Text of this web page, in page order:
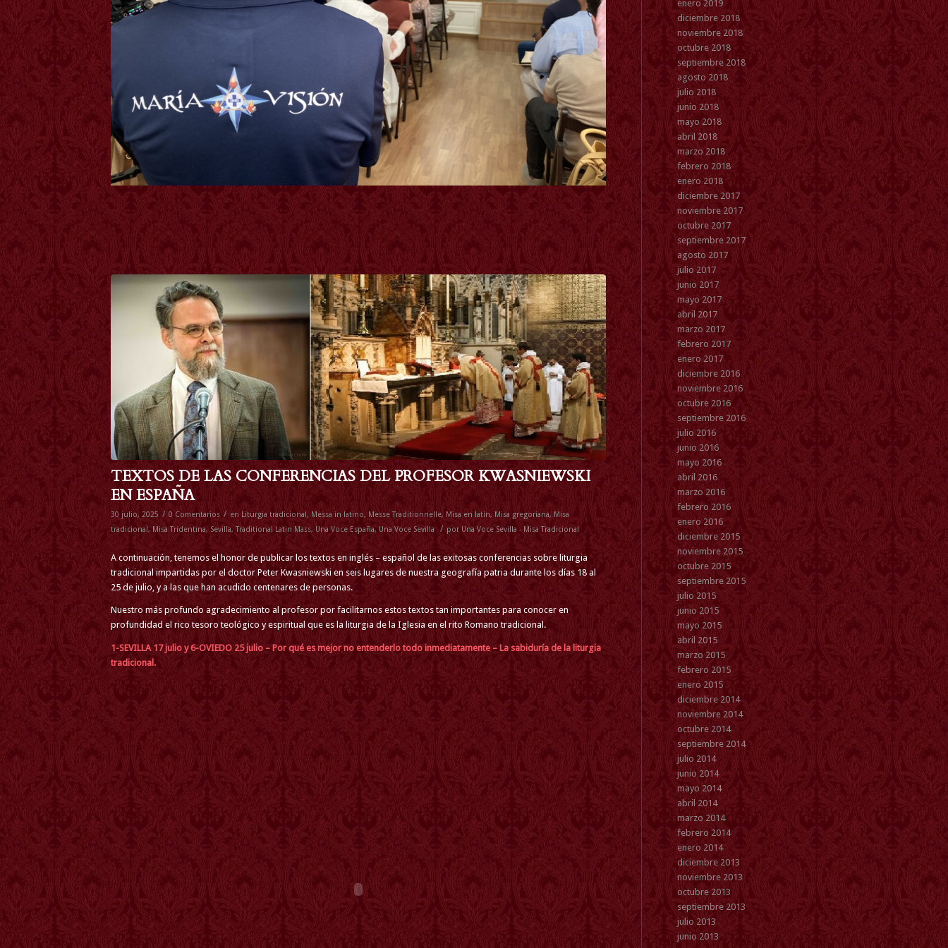
TEXTOS DE LAS CONFERENCIAS DEL PROFESOR KWASNIEWSKI
EN ESPAÑA
30 julio, 2025 / 0 Comentarios / en Liturgia tradicional , Messa in latino, Messe Traditionnelle, Misa en latín, Misa gregoriana, Misa
tradicional , Misa Tridentina, Sevilla,Traditional Latin Mass, Una Voce España, Una Voce Sevilla / por Una Voce Sevilla - Misa Tradicional
A continuación, tenemos el honor de publicar los textos en inglés – español de las exitosas conferencias sobre liturgia
tradicional impartidas por el doctor Peter Kwasniewski en seis lugares de nuestra geografía patria durante los días 18 al
25 de julio, y a las que han acudido centenares de personas.
Nuestro más profundo agradecimiento al profesor por facilitarnos estos textos tan importantes para conocer en
profundidad el rico tesoro teológico y espiritual que es la liturgia de la Iglesia en el rito Romano tradicional.
1-SEVILLA 17 julio y 6-OVIEDO 25 julio – Por qué es mejor no entenderlo todo inmediatamente – La sabiduría de la liturgia
tradicional.
enero 2019
diciembre 2018
noviembre 2018
octubre 2018
septiembre 2018
agosto 2018
julio 2018
junio 2018
mayo 2018
abril 2018
marzo 2018
febrero 2018
enero 2018
diciembre 2017
noviembre 2017
octubre 2017
septiembre 2017
agosto 2017
julio 2017
junio 2017
mayo 2017
abril 2017
marzo 2017
febrero 2017
enero 2017
diciembre 2016
noviembre 2016
octubre 2016
septiembre 2016
julio 2016
junio 2016
mayo 2016
abril 2016
marzo 2016
febrero 2016
enero 2016
diciembre 2015
noviembre 2015
octubre 2015
septiembre 2015
julio 2015
junio 2015
mayo 2015
abril 2015
marzo 2015
febrero 2015
enero 2015
diciembre 2014
noviembre 2014
octubre 2014
septiembre 2014
julio 2014
junio 2014
mayo 2014
abril 2014
marzo 2014
febrero 2014
enero 2014
diciembre 2013
noviembre 2013
octubre 2013
septiembre 2013
julio 2013
junio 2013